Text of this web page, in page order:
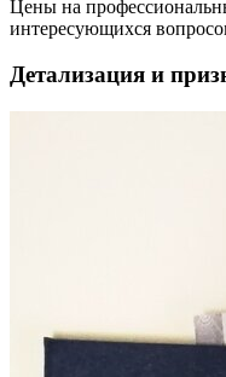
Цены на
интересующихся
Детализация и